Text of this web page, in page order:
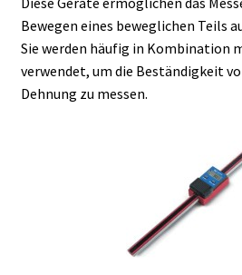
Allgemeine Geschäftsbedingungen
Anfrage für Angebote
Automation mit Lea
Bewegen eines beweglichen Teils
Sie werden häufig in Kombination
verwendet, um die Beständigkeit
Dehnung zu messen.